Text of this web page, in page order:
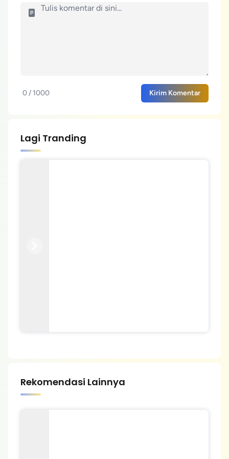
0 / 1000 Kirim Komentar
Lagi Tranding
Rekomendasi Lainnya